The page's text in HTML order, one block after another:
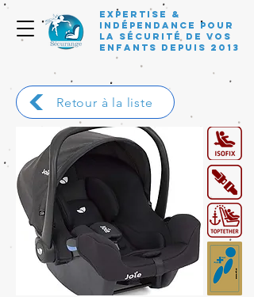
Expertise &
Indépendance pour
la sécurité de vos
enfants depuis 2013
Retour à la liste